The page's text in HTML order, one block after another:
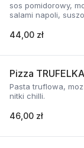
sos pomidorowy,
salami napoli,
44,00 zł
Pizza TRUFELKA
Pasta truflowa,
nitki chilli.
46,00 zł